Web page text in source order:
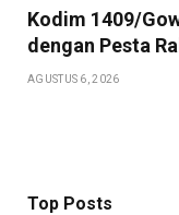
Kodim 1409/
dengan Pesta
AGUSTUS 6, 2026
Top Posts